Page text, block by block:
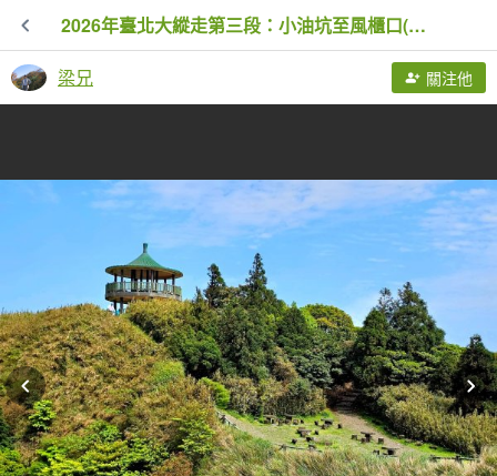
2026年臺北大縱走第三段：小油坑至風櫃口(七星山段)
梁兄 關注他